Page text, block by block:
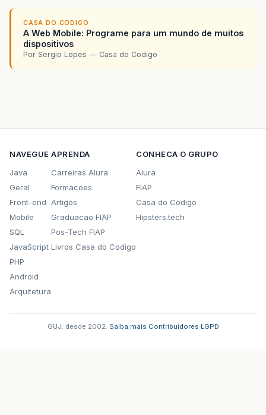
CASA DO CODIGO
A Web Mobile: Programe para um mundo de muitos
dispositivos
Por Sergio Lopes — Casa do Codigo
NAVEGUE
Java
Geral
Front-end
Mobile
SQL
JavaScript
PHP
Android
Arquitetura
APRENDA
Carreiras Alura
Formacoes
Artigos
Graduacao FIAP
Pos-Tech FIAP
Livros Casa do Codigo
CONHECA O GRUPO
Alura
FIAP
Casa do Codigo
Hipsters.tech
GUJ: desde 2002. Saiba mais Contribuidores LGPD